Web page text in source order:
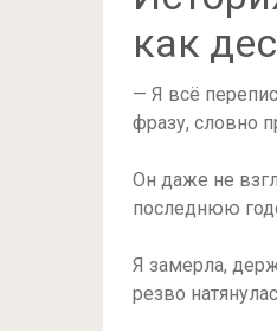
как
— Я всё
фразу, словно
Он даже не
последнюю
Я замерла,
резво